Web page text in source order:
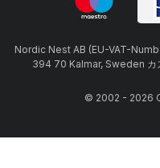
Nordic Nest AB (EU-VAT-
394 70 Kalmar, Sweden
© 2002 - 2026